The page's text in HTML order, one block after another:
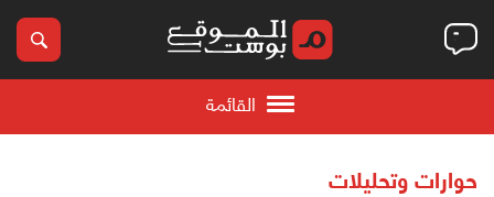
القائمة
حوارات وتحليلات